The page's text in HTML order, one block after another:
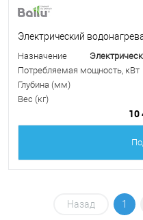
Электрический
Назначение
Потребляемая мощность, кВт
Глубина (мм)
Вес (кг)
10
Назад 1